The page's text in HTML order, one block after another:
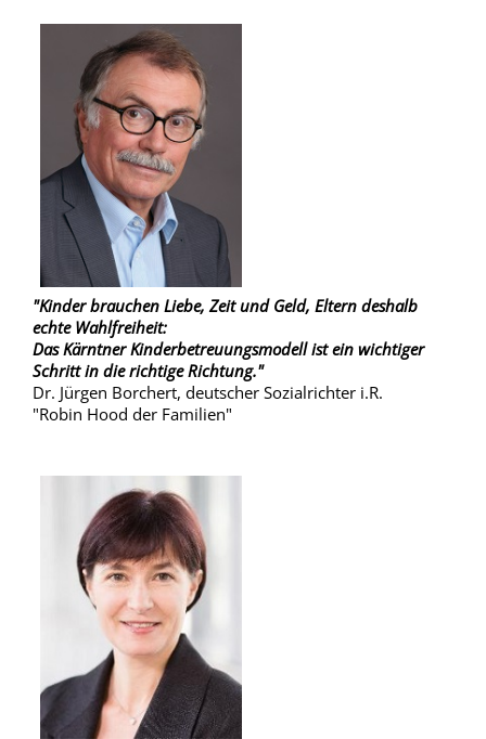
"Kinder brauchen Liebe, Zeit und Geld, Eltern deshalb
echte Wahlfreiheit:
Das Kärntner Kinderbetreuungsmodell ist ein wichtiger
Schritt in die richtige Richtung."
Dr. Jürgen Borchert, deutscher Sozialrichter i.R.
"Robin Hood der Familien"